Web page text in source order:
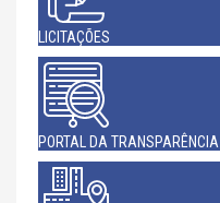
LICITAÇÕES
PORTAL DA TRANSPARÊNCIA